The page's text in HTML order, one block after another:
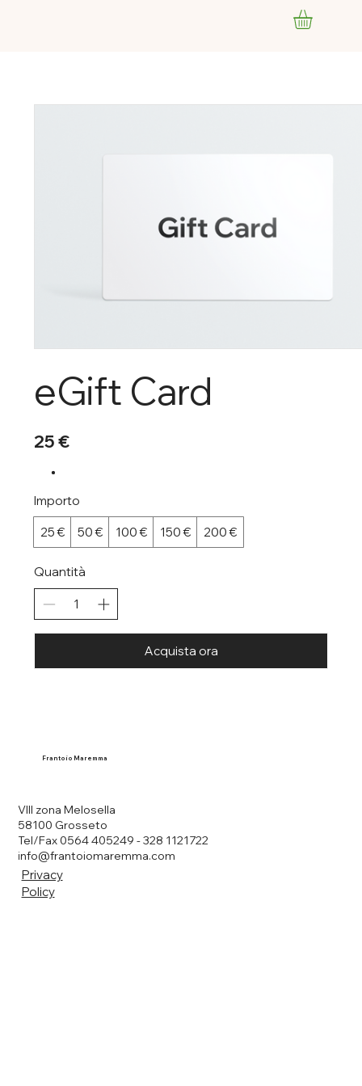
eGift Card
25 €
Importo
25 € 50 € 100 € 150 € 200 €
Quantità
Acquista ora
Frantoio Maremma
VIII zona Melosella
58100 Grosseto
Tel/Fax 0564 405249 - 328 1121722
info@frantoiomaremma.com
Privacy
Policy